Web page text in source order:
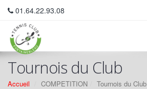
01.64.22.93.08
Tournois du Club
Accueil COMPETITION Tournois du Club